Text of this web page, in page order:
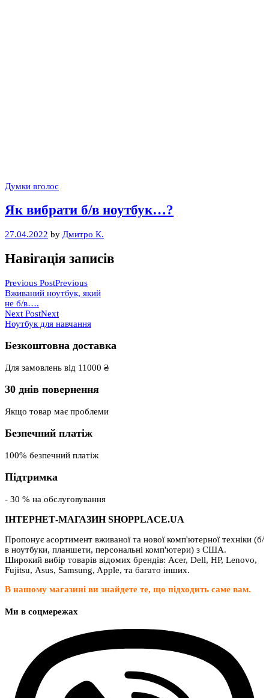
Думки вголос
Як вибрати б/в ноутбук…?
27.04.2022 by Дмитро К.
Навігація записів
Previous PostPrevious
Вживаний ноутбук, який
не б/в….
Next PostNext
Ноутбук для навчання
Безкоштовна доставка
Для замовлень від 11000 ₴
30 днів повернення
Якщо товар має проблеми
Безпечний платіж
100% безпечний платіж
Підтримка
- 30 % на обслуговування
ІНТЕРНЕТ-МАГАЗИН SHOPPLACE.UA
Пропонує асортимент вживаної та нової комп'ютерної техніки (б/
в ноутбуки, планшети, персональні комп'ютери) з США.
Широкий вибір товарів відомих брендів: Acer, Dell, HP, Lenovo,
Fujitsu, Asus, Samsung, Apple, та багато інших.
В нашому магазині ви знайдете те, що підходить саме вам.
Ми в соцмережах